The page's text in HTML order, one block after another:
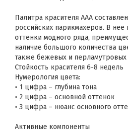
Палитра красителя ААА
российских парикмахеров. В нее
оттенки модного ряда,
наличие большого количества
также бежевых и перламутровых
Стойкость красителя 6-8 недель
Нумерология цвета:
• 1 цифра – глубина тона
• 2 цифра – основной оттенок
• 3 цифра – нюанс основного
Активные компоненты